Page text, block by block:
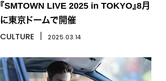
『SMTOWN LIVE 2025 in TOKYO』8月
に東京ドームで開催
CULTURE 2025.03.14